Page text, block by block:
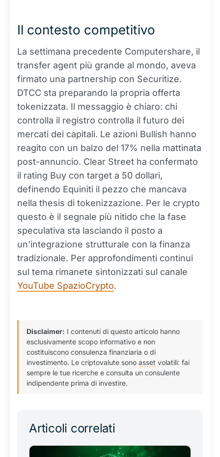
Il contesto competitivo
La settimana precedente Computershare, il
transfer agent più grande al mondo, aveva
firmato una partnership con Securitize.
DTCC sta preparando la propria offerta
tokenizzata. Il messaggio è chiaro: chi
controlla il registro controlla il futuro dei
mercati dei capitali. Le azioni Bullish hanno
reagito con un balzo del 17% nella mattinata
post-annuncio. Clear Street ha confermato
il rating Buy con target a 50 dollari,
definendo Equiniti il pezzo che mancava
nella thesis di tokenizzazione. Per le crypto
questo è il segnale più nitido che la fase
speculativa sta lasciando il posto a
un'integrazione strutturale con la finanza
tradizionale. Per approfondimenti continui
sul tema rimanete sintonizzati sul canale
YouTube SpazioCrypto.
Disclaimer: I contenuti di questo articolo hanno
esclusivamente scopo informativo e non
costituiscono consulenza finanziaria o di
investimento. Le criptovalute sono asset volatili: fai
sempre le tue ricerche e consulta un consulente
indipendente prima di investire.
Articoli correlati